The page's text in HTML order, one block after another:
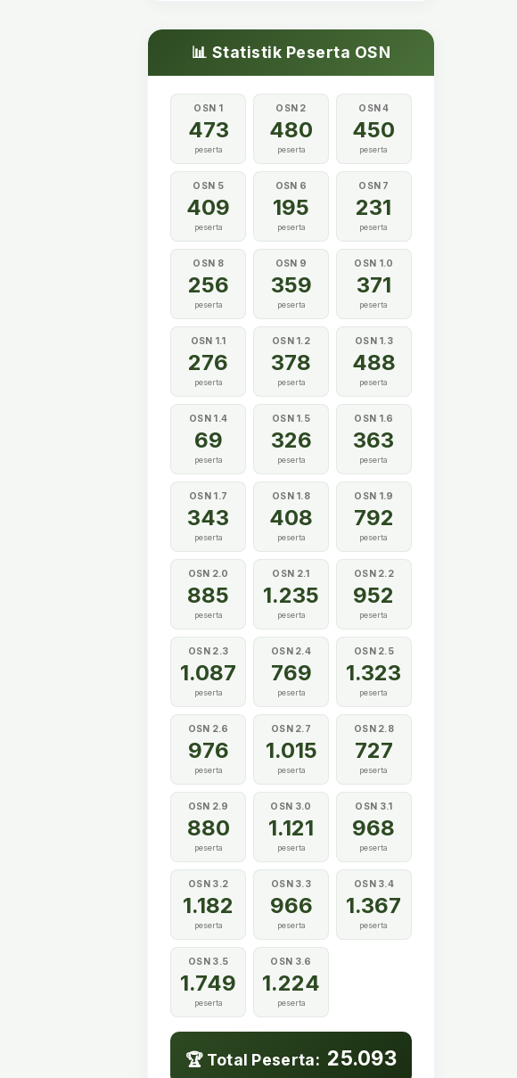
📊 Statistik Peserta OSN
OSN 1
473
peserta
OSN 2
480
peserta
OSN 4
450
peserta
OSN 5
409
peserta
OSN 6
195
peserta
OSN 7
231
peserta
OSN 8
256
peserta
OSN 9
359
peserta
OSN 1.0
371
peserta
OSN 1.1
276
peserta
OSN 1.2
378
peserta
OSN 1.3
488
peserta
OSN 1.4
69
peserta
OSN 1.5
326
peserta
OSN 1.6
363
peserta
OSN 1.7
343
peserta
OSN 1.8
408
peserta
OSN 1.9
792
peserta
OSN 2.0
885
peserta
OSN 2.1
1.235
peserta
OSN 2.2
952
peserta
OSN 2.3
1.087
peserta
OSN 2.4
769
peserta
OSN 2.5
1.323
peserta
OSN 2.6
976
peserta
OSN 2.7
1.015
peserta
OSN 2.8
727
peserta
OSN 2.9
880
peserta
OSN 3.0
1.121
peserta
OSN 3.1
968
peserta
OSN 3.2
1.182
peserta
OSN 3.3
966
peserta
OSN 3.4
1.367
peserta
OSN 3.5
1.749
peserta
OSN 3.6
1.224
peserta
🏆 Total Peserta: 25.093